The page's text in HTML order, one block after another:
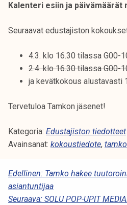
Kalenteri esiin ja päivämäärät
Seuraavat edustajiston
4.3. klo 16.30 tilassa G00-
2.4. klo 16.30 tilassa G00-
ja kevätkokous alustavasti
Tervetuloa Tamkon jäsenet!
Kategoria: Edustajiston tiedotteet
Avainsanat: kokoustiedote, tamko
A
R
Edellinen: Tamko hakee
asiantuntijaa
Seuraava: SOLU POP-UPIT